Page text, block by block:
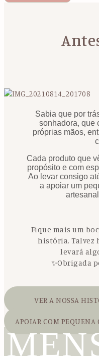
Sabia que por
sonhadora, que
próprias mãos,
Cada produto que
propósito e com
Ao levar consigo
a apoiar um
Fique mais um
história. Talvez
levará
✨Obrigada
VER A NOSSA
APOIAR COM PEQUENA